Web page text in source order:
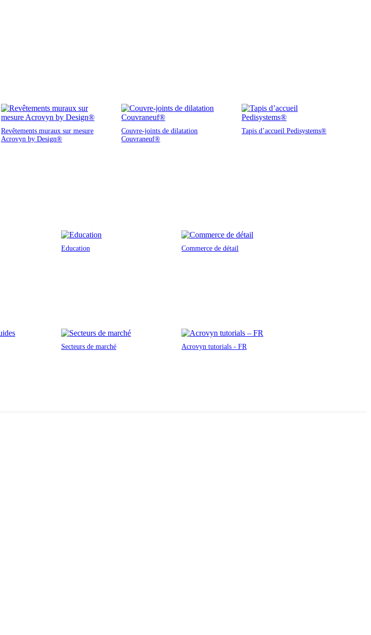
Revêtements muraux sur mesure
Acrovyn by Design®
Couvre-joints de dilatation
Couvraneuf®
Tapis d’accueil Pedisystems®
Education Commerce de détail
Secteurs de marché Acrovyn tutorials - FR